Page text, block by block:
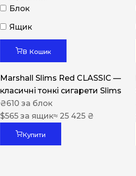
Arizona
Cigaronne
Сигарети LD
Блок
Ящик
В Кошик
Marshall Slims Red CLASSIC —
класичні тонкі сигарети Slims
₴610 за блок
$565 за ящик≈ 25 425 ₴
Купити